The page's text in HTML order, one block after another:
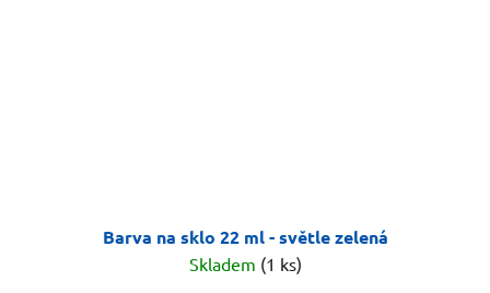
Barva na sklo 22 ml - světle zelená
Skladem (1 ks)